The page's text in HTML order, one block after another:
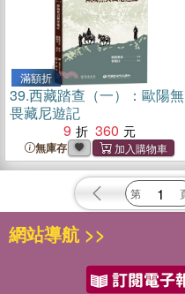
滿額折
39.西藏踏查（一）：歐陽無
畏藏尼遊記
9
360
無庫存
網站導航 >>